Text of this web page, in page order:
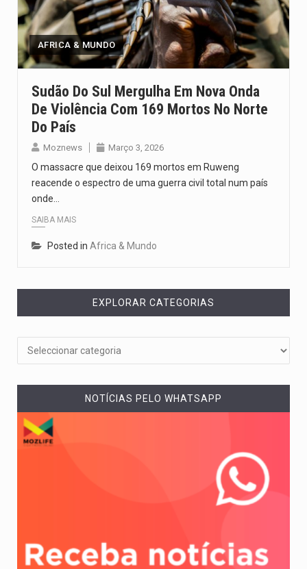
O pagamento marca o desfecho de um dos processos mais…
O programa, cuja implementação está prevista entre abril de 2026…
O Departamento de Estado norte-americano confirmou que cidadãos dos Estados…
AFRICA & MUNDO
Sudão Do Sul Mergulha Em Nova Onda
De Violência Com 169 Mortos No Norte
Do País
Moznews Março 3, 2026
O massacre que deixou 169 mortos em Ruweng
reacende o espectro de uma guerra civil total num país
onde…
SAIBA MAIS
Posted in Africa & Mundo
EXPLORAR CATEGORIAS
NOTÍCIAS PELO WHATSAPP